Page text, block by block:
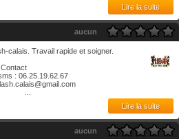
Lire la suite
aucun
calais. Travail rapide et soigner.
Contact
: 06.25.19.62.67
Lire la suite
aucun